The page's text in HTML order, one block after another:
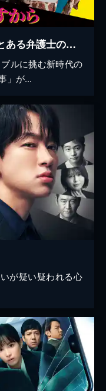
しょせん他人事ですから ～とある弁護士の本音の仕事～
ルに挑む新時代の
」が...
が疑い疑われる心